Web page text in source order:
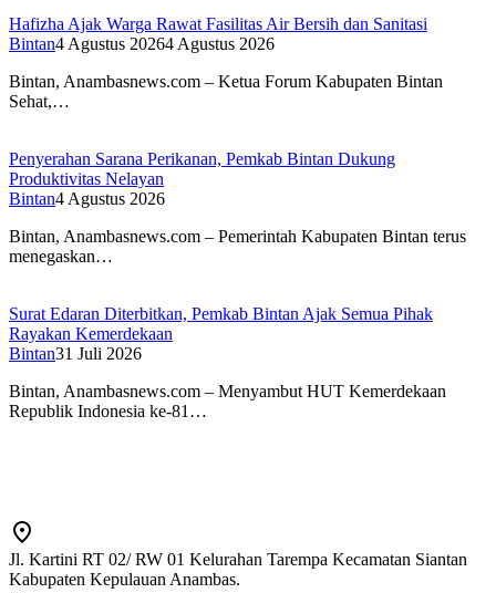
Hafizha Ajak Warga Rawat Fasilitas Air Bersih dan Sanitasi
Bintan4 Agustus 20264 Agustus 2026
Bintan, Anambasnews.com – Ketua Forum Kabupaten Bintan
Sehat,…
Penyerahan Sarana Perikanan, Pemkab Bintan Dukung
Produktivitas Nelayan
Bintan4 Agustus 2026
Bintan, Anambasnews.com – Pemerintah Kabupaten Bintan terus
menegaskan…
Surat Edaran Diterbitkan, Pemkab Bintan Ajak Semua Pihak
Rayakan Kemerdekaan
Bintan31 Juli 2026
Bintan, Anambasnews.com – Menyambut HUT Kemerdekaan
Republik Indonesia ke-81…
Jl. Kartini RT 02/ RW 01 Kelurahan Tarempa Kecamatan Siantan
Kabupaten Kepulauan Anambas.